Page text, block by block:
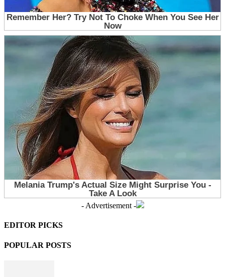
- Advertisement -
EDITOR PICKS
POPULAR POSTS